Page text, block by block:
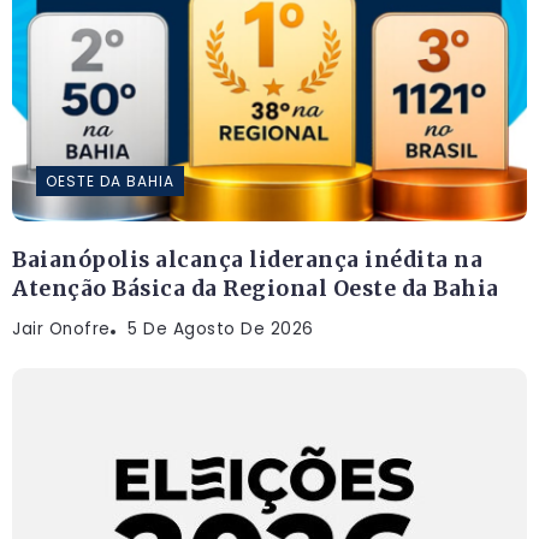
OESTE DA BAHIA
Baianópolis alcança liderança inédita na
Atenção Básica da Regional Oeste da Bahia
Jair Onofre 5 De Agosto De 2026